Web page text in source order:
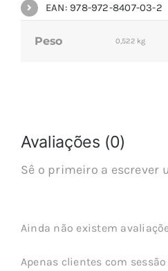
EAN: 978-972-8407-03-2
Peso 0,522 kg
Avaliações (0)
Sê o primeiro a escrever
Ainda não existem
Apenas clientes com